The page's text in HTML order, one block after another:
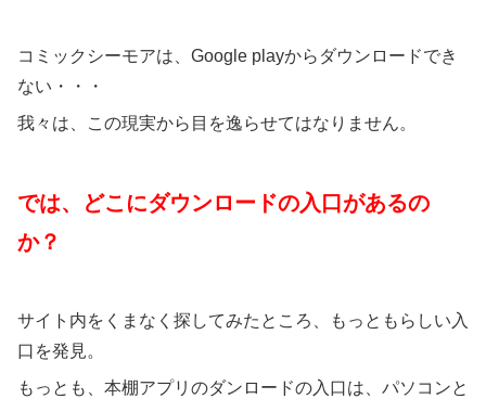
コミックシーモアは、Google playからダウンロードでき
ない・・・
我々は、この現実から目を逸らせてはなりません。
では、どこにダウンロードの入口があるの
か？
サイト内をくまなく探してみたところ、もっともらしい入
口を発見。
もっとも、本棚アプリのダンロードの入口は、パソコンと